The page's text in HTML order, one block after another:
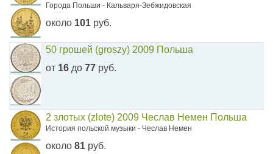
Города Польши - Кальваря-Зебжидовская
около 101 руб.
50 грошей (groszy) 2009 Польша
от 16 до 77 руб.
2 злотых (zlote) 2009 Чеслав Немен Польша
История польской музыки - Чеслав Немен
около 81 руб.